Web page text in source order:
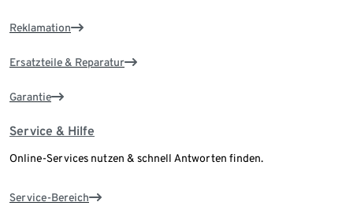
Reklamation
Ersatzteile & Reparatur
Garantie
Service & Hilfe
Online-Services nutzen & schnell Antworten finden.
Service-Bereich